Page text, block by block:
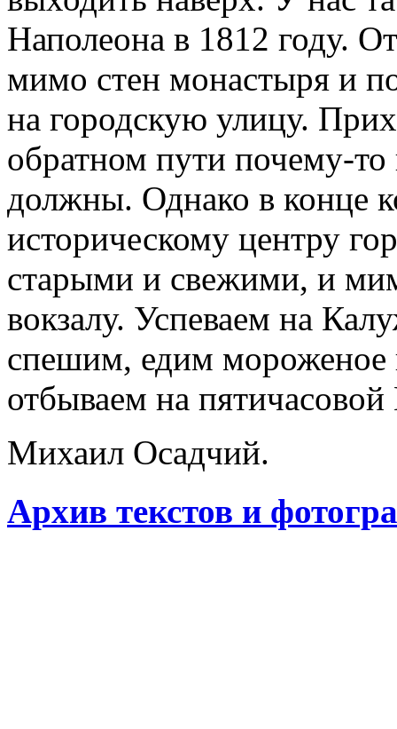
Наполеона в 1812 году.
мимо стен монастыря и
на городскую улицу.
обратном пути почему-то
должны. Однако в конце
историческому центру
старыми и свежими, и
вокзалу. Успеваем на
спешим, едим мороженое
отбываем на
Михаил Осадчий.
Архив текстов и